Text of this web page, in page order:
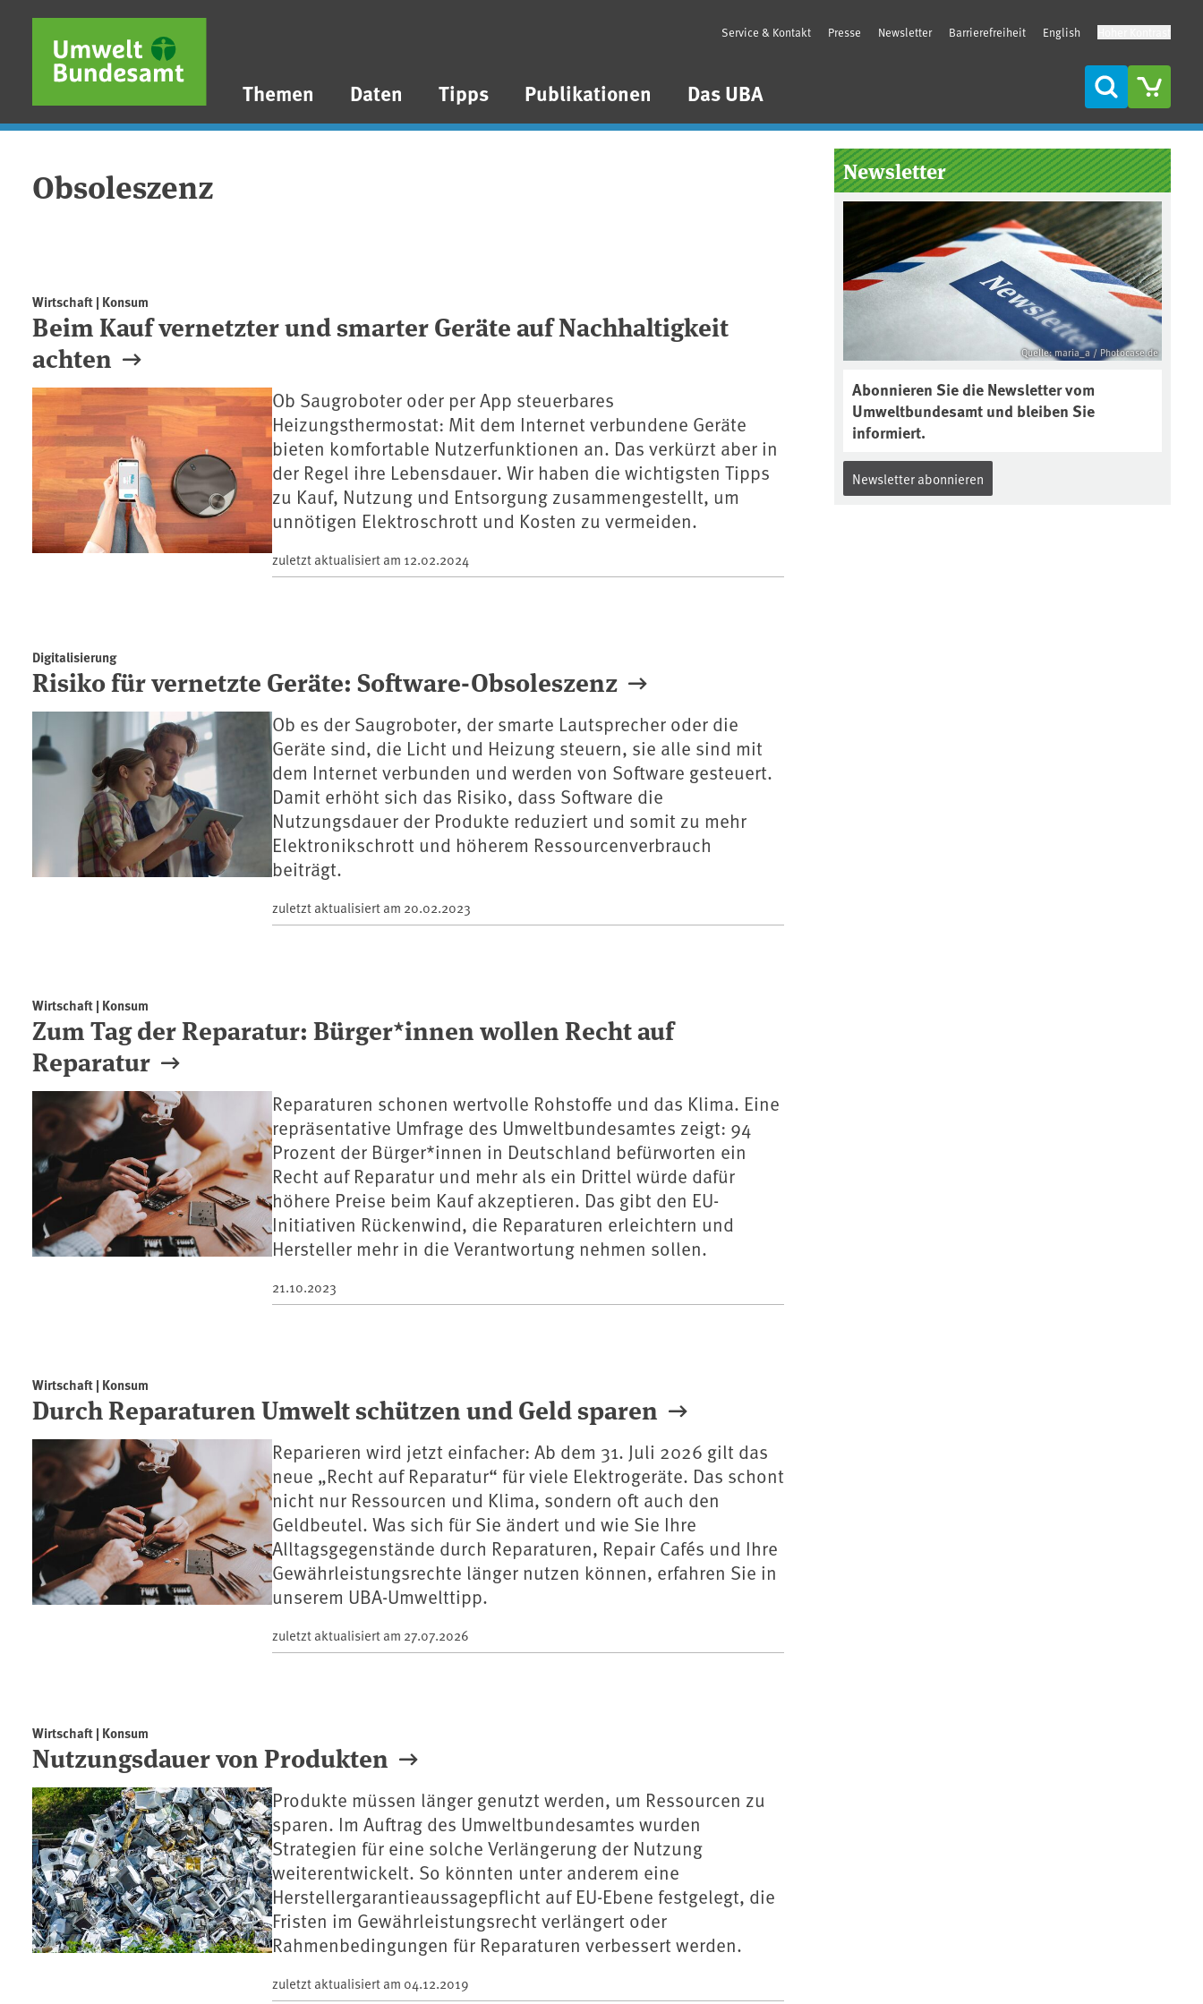
Direkt zum Inhalt
Direkt zum Hauptmenü
Direkt zur Fußzeile
Themen Daten Tipps Publikationen Das UBA
Service & Kontakt Presse Newsletter Barrierefreiheit English
Suche
Obsoleszenz
Wirtschaft | Konsum
Beim Kauf vernetzter und smarter Geräte auf Nachhaltigkeit
achten
Ob Saugroboter oder per App steuerbares
Heizungsthermostat: Mit dem Internet verbundene Geräte
bieten komfortable Nutzerfunktionen an. Das verkürzt aber in
der Regel ihre Lebensdauer. Wir haben die wichtigsten Tipps
zu Kauf, Nutzung und Entsorgung zusammengestellt, um
unnötigen Elektroschrott und Kosten zu vermeiden.
zuletzt aktualisiert am 12.02.2024
Digitalisierung
Risiko für vernetzte Geräte: Software-Obsoleszenz
Ob es der Saugroboter, der smarte Lautsprecher oder die
Geräte sind, die Licht und Heizung steuern, sie alle sind mit
dem Internet verbunden und werden von Software gesteuert.
Damit erhöht sich das Risiko, dass Software die
Nutzungsdauer der Produkte reduziert und somit zu mehr
Elektronikschrott und höherem Ressourcenverbrauch
beiträgt.
zuletzt aktualisiert am 20.02.2023
Wirtschaft | Konsum
Zum Tag der Reparatur: Bürger*innen wollen Recht auf
Reparatur
Reparaturen schonen wertvolle Rohstoffe und das Klima. Eine
repräsentative Umfrage des Umweltbundesamtes zeigt: 94
Prozent der Bürger*innen in Deutschland befürworten ein
Recht auf Reparatur und mehr als ein Drittel würde dafür
höhere Preise beim Kauf akzeptieren. Das gibt den EU-
Initiativen Rückenwind, die Reparaturen erleichtern und
Hersteller mehr in die Verantwortung nehmen sollen.
21.10.2023
Wirtschaft | Konsum
Durch Reparaturen Umwelt schützen und Geld sparen
Reparieren wird jetzt einfacher: Ab dem 31. Juli 2026 gilt das
neue „Recht auf Reparatur“ für viele Elektrogeräte. Das schont
nicht nur Ressourcen und Klima, sondern oft auch den
Geldbeutel. Was sich für Sie ändert und wie Sie Ihre
Alltagsgegenstände durch Reparaturen, Repair Cafés und Ihre
Gewährleistungsrechte länger nutzen können, erfahren Sie in
unserem UBA-Umwelttipp.
zuletzt aktualisiert am 27.07.2026
Wirtschaft | Konsum
Nutzungsdauer von Produkten
Produkte müssen länger genutzt werden, um Ressourcen zu
sparen. Im Auftrag des Umweltbundesamtes wurden
Strategien für eine solche Verlängerung der Nutzung
weiterentwickelt. So könnten unter anderem eine
Herstellergarantieaussagepflicht auf EU-Ebene festgelegt, die
Fristen im Gewährleistungsrecht verlängert oder
Rahmenbedingungen für Reparaturen verbessert werden.
zuletzt aktualisiert am 04.12.2019
Seitenleiste
Newsletter
Quelle: maria_a / Photocase.de
Abonnieren Sie die Newsletter vom
Umweltbundesamt und bleiben Sie
informiert.
Newsletter abonnieren